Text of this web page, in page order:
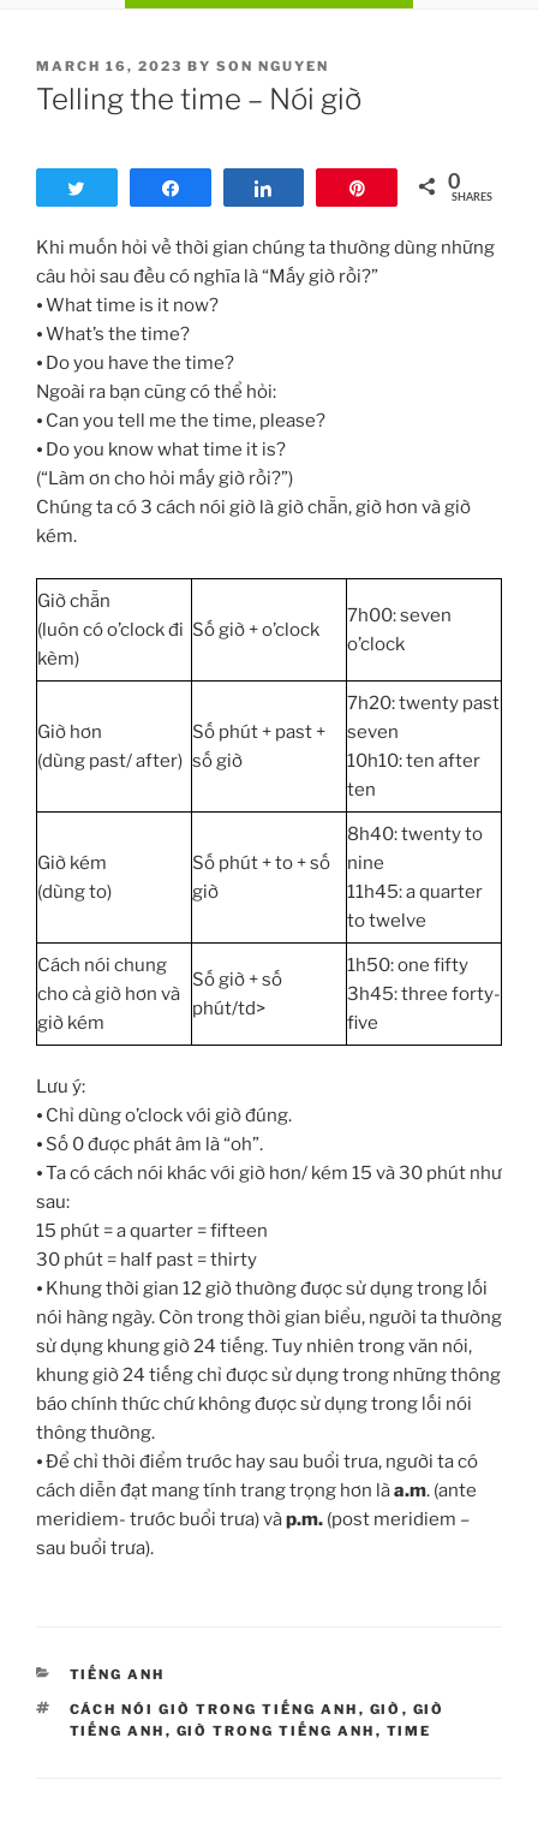
POSTED
ON
MARCH 16, 2023 BY SON NGUYEN
Telling the time – Nói giờ
0
SHARES
Khi muốn hỏi về thời gian chúng ta thường dùng những
câu hỏi sau đều có nghĩa là “Mấy giờ rồi?”
⦁ What time is it now?
⦁ What’s the time?
⦁ Do you have the time?
Ngoài ra bạn cũng có thể hỏi:
⦁ Can you tell me the time, please?
⦁ Do you know what time it is?
(“Làm ơn cho hỏi mấy giờ rồi?”)
Chúng ta có 3 cách nói giờ là giờ chẵn, giờ hơn và giờ
kém.
Giờ chẵn
(luôn có o’clock đi
kèm)
Số giờ + o’clock
7h00: seven
o’clock
Giờ hơn
(dùng past/ after)
Số phút + past +
số giờ
7h20: twenty past
seven
10h10: ten after
ten
Giờ kém
(dùng to)
Số phút + to + số
giờ
8h40: twenty to
nine
11h45: a quarter
to twelve
Cách nói chung
cho cả giờ hơn và
giờ kém
Số giờ + số
phút/td>
1h50: one fifty
3h45: three forty-
five
Lưu ý:
⦁ Chỉ dùng o’clock với giờ đúng.
⦁ Số 0 được phát âm là “oh”.
⦁ Ta có cách nói khác với giờ hơn/ kém 15 và 30 phút như
sau:
15 phút = a quarter = fifteen
30 phút = half past = thirty
⦁ Khung thời gian 12 giờ thường được sử dụng trong lối
nói hàng ngày. Còn trong thời gian biểu, người ta thường
sử dụng khung giờ 24 tiếng. Tuy nhiên trong văn nói,
khung giờ 24 tiếng chỉ được sử dụng trong những thông
báo chính thức chứ không được sử dụng trong lối nói
thông thường.
⦁ Để chỉ thời điểm trước hay sau buổi trưa, người ta có
cách diễn đạt mang tính trang trọng hơn làa.m. (ante
meridiem- trước buổi trưa) vàp.m. (post meridiem –
sau buổi trưa).
CATEGORIES
TIẾNG ANH
TAGS
CÁCH NÓI GIỜ TRONG TIẾNG ANH , GIỜ , GIỜ
TIẾNG ANH , GIỜ TRONG TIẾNG ANH , TIME